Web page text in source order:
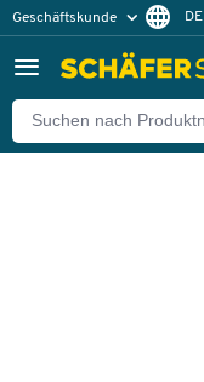
Geschäftskunde DE
Zurück